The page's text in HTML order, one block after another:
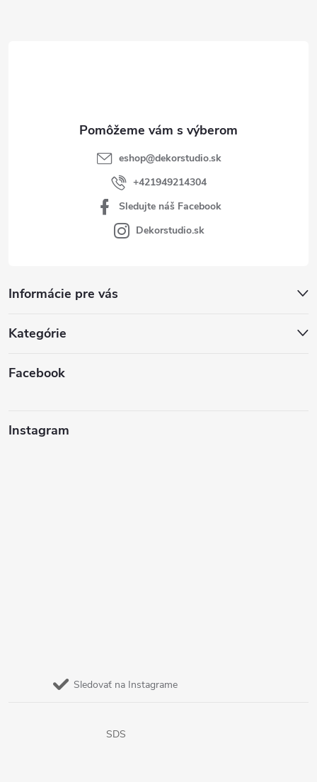
Informácie pre vás
Kategórie
Facebook
Instagram
Sledovať na Instagrame
eshop@dekorstudio.sk
+421949214304
Sledujte náš Facebook
Dekorstudio.sk
SDS